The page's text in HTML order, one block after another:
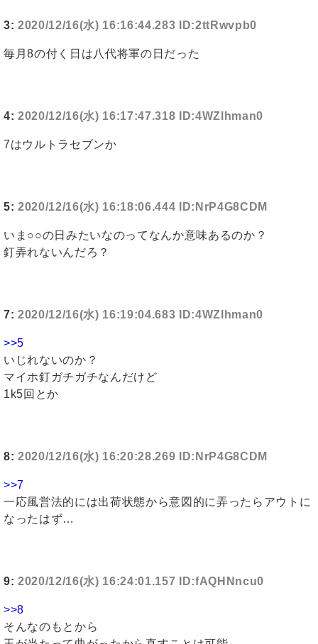
3: 2020/12/16(水) 16:16:44.283 ID:2ttRwvpb0
毎月8の付く日は八代将軍の日だった
4: 2020/12/16(水) 16:17:47.318 ID:4WZlhman0
7はウルトラセブンか
5: 2020/12/16(水) 16:18:06.444 ID:NrP4G8CDM
いま○○の日みたいなのってなんか意味あるのか？
釘弄れないんだろ？
7: 2020/12/16(水) 16:19:04.683 ID:4WZlhman0
>>5
いじれないのか？
マイホ釘ガチガチなんだけど
1k5回とか
8: 2020/12/16(水) 16:20:28.269 ID:NrP4G8CDM
>>7
一応風営法的には出荷状態から意図的に弄ったらアウトに
なったはず…
9: 2020/12/16(水) 16:24:01.157 ID:fAQHNncu0
>>8
そんなのもとから